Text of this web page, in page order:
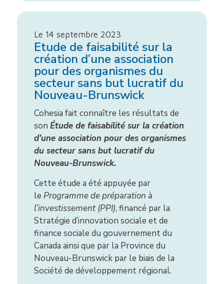
Le 14 septembre 2023
Etude de faisabilité sur la
création d’une association
pour des organismes du
secteur sans but lucratif du
Nouveau-Brunswick
Cohesia fait connaître les résultats de
son Étude de faisabilité sur la création
d’une association pour des organismes
du secteur sans but lucratif du
Nouveau-Brunswick.
Cette étude a été appuyée par
le Programme de préparation à
l’investissement (PPI), financé par la
Stratégie d’innovation sociale et de
finance sociale du gouvernement du
Canada ainsi que par la Province du
Nouveau-Brunswick par le biais de la
Société de développement régional.